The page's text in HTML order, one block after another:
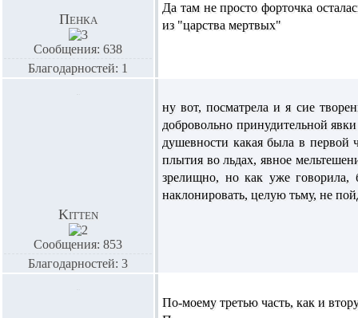
Пенка
Сообщения: 638
Благодарностей: 1
Да там не просто форточка
из "царства мертвых"
Kitten
Сообщения: 853
Благодарностей: 3
ну вот, посматрела и я сие
добровольно принудительной
душевности какая была в первой
плытия во льдах, явное
зрелищно, но как уже
наклонировать, целую тьму, не
По-моему третью часть, как и